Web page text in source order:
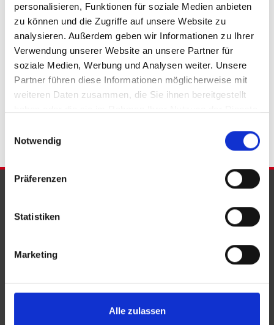
personalisieren, Funktionen für soziale Medien anbieten
zu können und die Zugriffe auf unsere Website zu
analysieren. Außerdem geben wir Informationen zu Ihrer
Verwendung unserer Website an unsere Partner für
soziale Medien, Werbung und Analysen weiter. Unsere
Partner führen diese Informationen möglicherweise mit
weiteren Daten zusammen, die Sie ihnen bereitgestellt
Notwendig
Präferenzen
Statistiken
Marketing
Alle zulassen
Eigentumswohnungen Bad Eilsen
Eigentumswohnung Bad
Eilsen
Wohnungen Bad Eilsen
suche Bad Eilsen
Wohnungsanzeigen Bad Eilsen
Wohnung Bad Eilsen
kaufen
Bad Eilsen
Immobilie Bad Eilsen
Immobilien Bad Eilsen
PARTNER & AUSZEICHNUNGEN